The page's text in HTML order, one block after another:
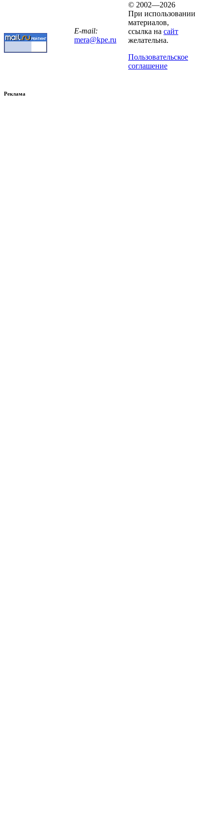
E-mail:
mera@kpe.ru
© 2002—2026
При использовании
материалов,
ссылка на сайт
желательна.
Пользовательское
соглашение
Реклама